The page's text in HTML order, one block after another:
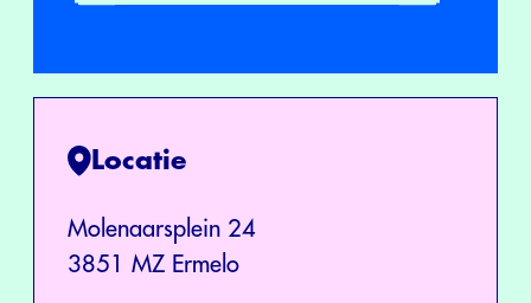
Locatie
Molenaarsplein 24
3851 MZ Ermelo